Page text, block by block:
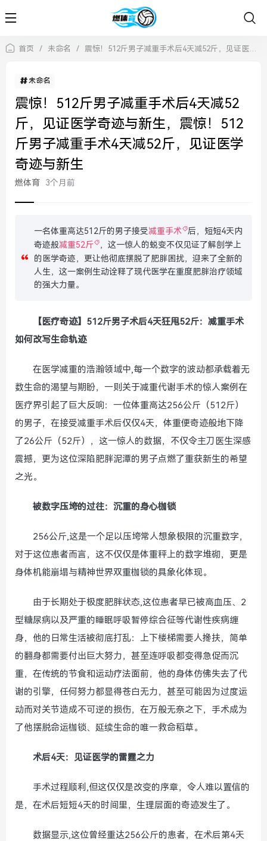
首页 / 未命名 / 震惊！512斤男子减重手术后4天减52斤，见证医学奇迹与新生，震惊！512斤男子减重手术4天减52斤，见证医学奇迹与新生
未命名
震惊！512斤男子减重手术后4天减52
斤，见证医学奇迹与新生，震惊！512
斤男子减重手术4天减52斤，见证医学
奇迹与新生
燃体育 3个月前
一名体重高达512斤的男子接受减重手术
后，短短4天内
奇迹般减重52斤
，这一惊人的蜕变不仅见证了解剖学上
的医学奇迹，更让他彻底摆脱了肥胖困扰，迎来了全新的
人生，这一案例生动诠释了现代医学在重度肥胖治疗领域
的强大力量。
【医疗奇迹】512斤男子术后4天狂甩52斤：减重手术
如何改写生命轨迹
在医学减重的浩瀚领域中,每一个数字的波动都承载着无
数生命的渴望与期盼，一则关于减重代谢手术的惊人案例在
医疗界引起了巨大反响：一位体重高达256公斤（512斤）
的男子，在接受减重手术后仅仅4天，体重便奇迹般地下降
了26公斤（52斤），这一惊人的数据，不仅令主刀医生深感
震撼，更为这位深陷肥胖泥潭的男子点燃了重获新生的希望
之光。
被数字压垮的过往：沉重的身心枷锁
256公斤,这是一个足以压垮常人想象极限的沉重数字，
对于这位患者而言，这不仅仅是体重秤上的数字堆砌，更是
身体机能崩塌与精神世界双重枷锁的具象化体现。
由于长期处于极度肥胖状态,这位患者早已被高血压、2
型糖尿病以及严重的睡眠呼吸暂停综合征等代谢性疾病缠
身，他的日常生活被彻底打乱：上下楼梯需要人搀扶，简单
的翻身都需要付出巨大努力，甚至连呼吸都变得急促而沉
重，在传统的节食和运动疗法面前，他的身体仿佛失去了代
谢的引擎，任何努力都显得苍白无力，甚至可能因为过度运
动而对关节造成不可逆的损伤，在万般无奈之下，手术成为
了他摆脱命运枷锁、延续生命的唯一救命稻草。
术后4天：见证医学的雷霆之力
手术过程顺利,但这仅仅是改变的序章，令人难以置信的
是，在术后短短4天的时间里，生理层面的奇迹发生了。
数据显示,这位曾经重达256公斤的患者，在术后第4天